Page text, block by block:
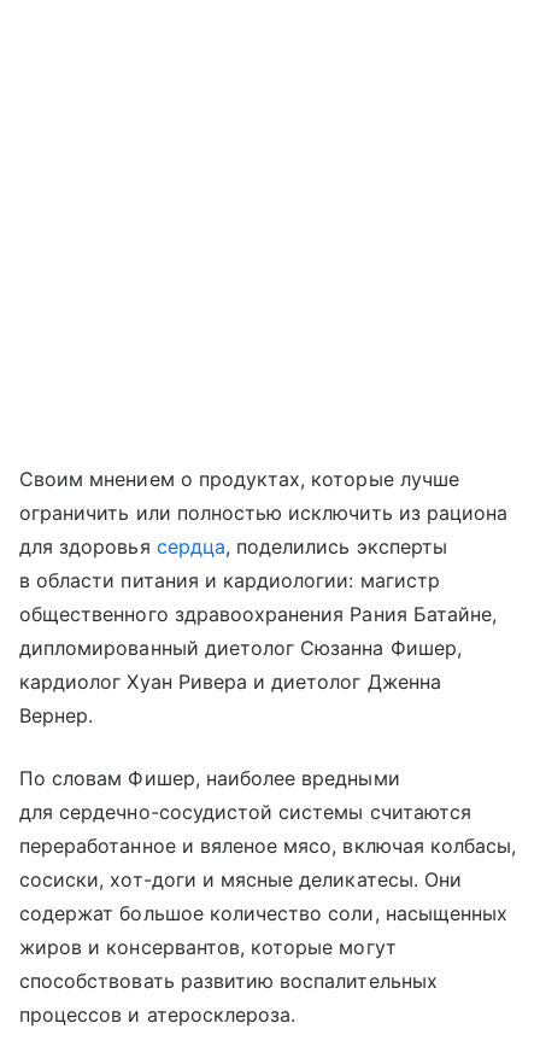
Своим мнением о продуктах, которые лучше
ограничить или полностью исключить из рациона
для здоровья сердца, поделились эксперты
в области питания и кардиологии: магистр
общественного здравоохранения Рания Батайне,
дипломированный диетолог Сюзанна Фишер,
кардиолог Хуан Ривера и диетолог Дженна
Вернер.
По словам Фишер, наиболее вредными
для сердечно-сосудистой системы считаются
переработанное и вяленое мясо, включая колбасы,
сосиски, хот-доги и мясные деликатесы. Они
содержат большое количество соли, насыщенных
жиров и консервантов, которые могут
способствовать развитию воспалительных
процессов и атеросклероза.